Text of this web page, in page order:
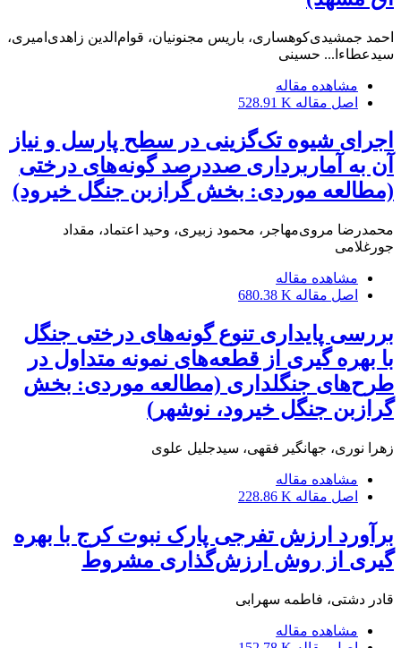
احمد جمشیدی‌کوهساری، باریس مجنونیان، قوام‌الدین زاهدی‌امیری،
سیدعطاءا... حسینی
مشاهده مقاله
اصل مقاله 528.91 K
اجرای شیوه تک‌گزینی در سطح پارسل و نیاز
آن به آماربرداری صد‌در‌صد گونه‌های درختی
(مطالعه موردی: بخش گرازبن جنگل خیرود)
محمدرضا مروی‌مهاجر، محمود زبیری، وحید اعتماد، مقداد
جورغلامی
مشاهده مقاله
اصل مقاله 680.38 K
بررسی پایداری تنوع گونه‌های درختی جنگل
با بهره گیری از قطعه‌های نمونه متداول در
طرح‌های جنگلداری (مطالعه موردی: بخش
گرازبن جنگل خیرود، نوشهر)
زهرا نوری، جهانگیر فقهی، سیدجلیل علوی
مشاهده مقاله
اصل مقاله 228.86 K
برآورد ارزش تفرجی پارک نبوت کرج با بهره
گیری از روش ارزش‌گذاری مشروط
قادر دشتی، فاطمه سهرابی
مشاهده مقاله